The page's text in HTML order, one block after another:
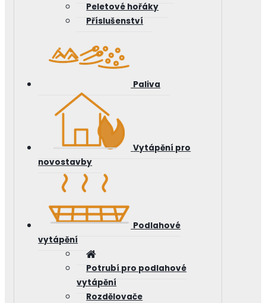
Peletové hořáky
Příslušenství
Paliva
Vytápění pro
novostavby
Podlahové
vytápění
Potrubí pro podlahové
vytápění
Rozdělovače